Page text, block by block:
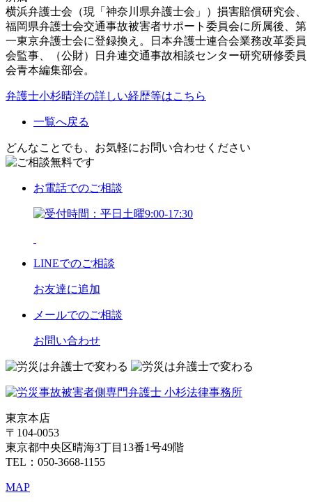
横浜弁護士会（現「神奈川県弁護士会」）損害賠償研究会、
福岡県弁護士会交通事故被害者サポート委員会に所属後、第
一東京弁護士会に登録換え。日本弁護士連合会業務改革委員
会監事、（公財）日弁連交通事故相談センター研究研修委員
会青本編集部会。
弁護士小杉晴洋の詳しい経歴等はこちら
一覧へ戻る
どんなことでも、お気軽にお問い合わせください
お電話でのご相談
LINEでのご相談
お友達に追加
メールでのご相談
お問い合わせ
東京本店
〒104-0053
東京都中央区晴海3丁目13番1号49階
TEL：050-3668-1155
MAP